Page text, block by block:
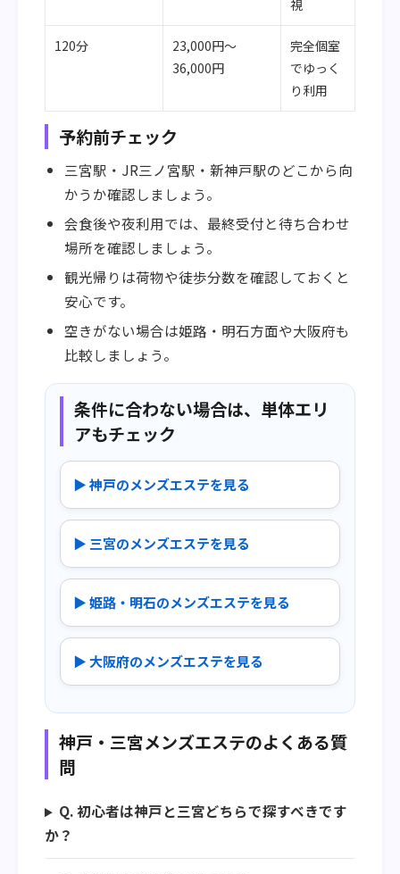
視
120分
23,000円〜
36,000円
完全個室
でゆっく
り利用
予約前チェック
三宮駅・JR三ノ宮駅・新神戸駅のどこから向
かうか確認しましょう。
会食後や夜利用では、最終受付と待ち合わせ
場所を確認しましょう。
観光帰りは荷物や徒歩分数を確認しておくと
安心です。
空きがない場合は姫路・明石方面や大阪府も
比較しましょう。
条件に合わない場合は、単体エリ
アもチェック
▶ 神戸のメンズエステを見る
▶ 三宮のメンズエステを見る
▶ 姫路・明石のメンズエステを見る
▶ 大阪府のメンズエステを見る
神戸・三宮メンズエステのよくある質
問
Q. 初心者は神戸と三宮どちらで探すべきです
か？